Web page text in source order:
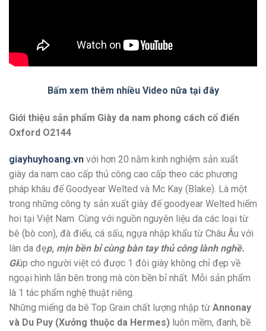
Bấm xem thêm nhiều Video nữa tại đây
Giới thiệu sản phẩm Giày da nam phong cách cổ điển
Oxford O2144
giayhuyhoang.vn với hơn 20 năm kinh nghiệm sản xuất
giày da nam cao cấp thủ công cao cấp theo các phương
pháp khâu đế Goodyear Welted và Mc Kay (Blake). Là một
trong những công ty sản xuất giày đế goodyear Welted hiếm
hoi tại Việt Nam. Cùng với nguồn nguyên liệu da các loại từ
bê (bò con), đà điểu, cá sấu, ngựa nhập khẩu từ Châu Âu với
làn da đẹp, mịn bền bỉ cùng bàn tay thủ công lành nghề.
Giúp cho người việt có được 1 đôi giày không chỉ đẹp về
ngoại hình lẫn bên trong mà còn bền bỉ nhất. Mỗi sản phẩm
là 1 tác phẩm nghệ thuật riêng.
Những miếng da bê Top Grain chất lượng nhập từ Annonay
và Du Puy (Xưởng thuộc da Hermes) luôn mềm, đanh, bề